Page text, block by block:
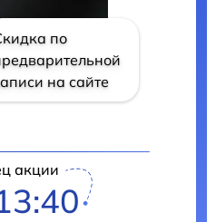
по
на сайте
акции